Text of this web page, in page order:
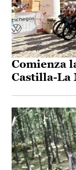
Comienza
Castilla-La